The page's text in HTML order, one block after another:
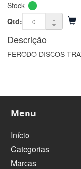
Stock
Qtd:
Descrição
FERODO DISCOS
Menu
Início
Categorias
Marcas